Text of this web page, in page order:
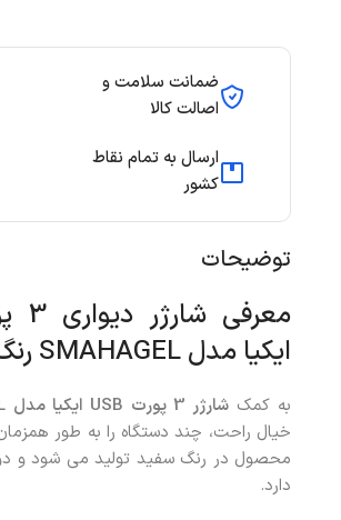
ضمانت سلامت و
اصالت کالا
ارسال به تمام نقاط
کشور
توضیحات
ایکیا مدل SMAHAGEL رنگ سفید
به کمک شارژر 3 پورت USB ایکیا مدل SMAHAGEL
خیال راحت، چند دستگاه را به طور
محصول در رنگ سفید تولید می شود و
دارد.